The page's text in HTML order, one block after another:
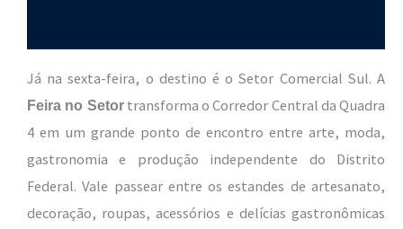
Já na sexta-feira, o destino é o Setor Comercial Sul. A
Feira no Setortransforma o Corredor Central da Quadra
4 em um grande ponto de encontro entre arte, moda,
gastronomia e produção independente do Distrito
Federal. Vale passear entre os estandes de artesanato,
decoração, roupas, acessórios e delícias gastronômicas